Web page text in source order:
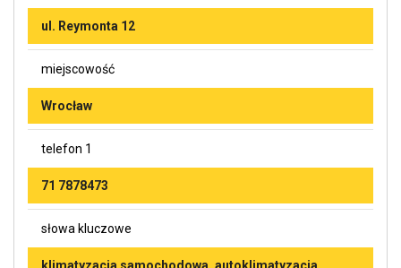
ul. Reymonta 12
miejscowość
Wrocław
telefon 1
71 7878473
słowa kluczowe
klimatyzacja samochodowa, autoklimatyzacja